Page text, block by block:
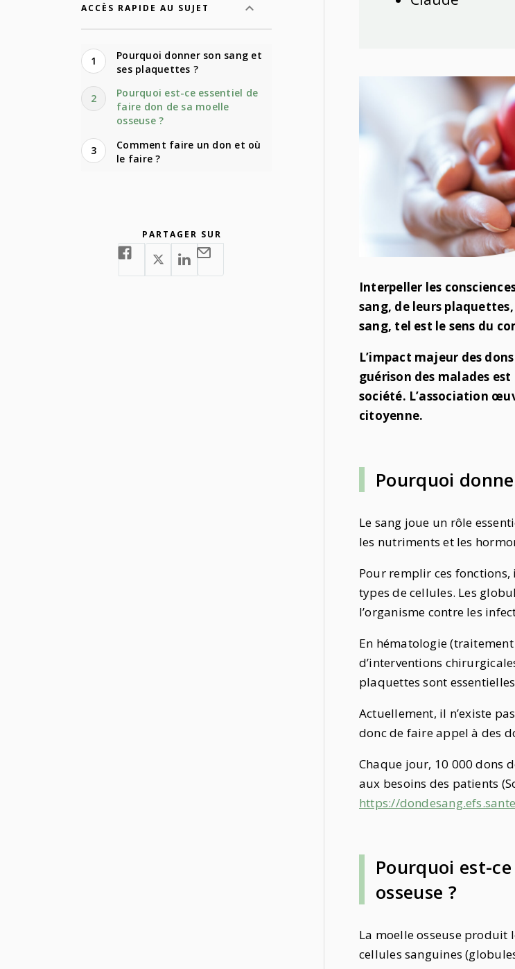
ACCÈS RAPIDE AU SUJET
1
Pourquoi donner son sang et
ses plaquettes ?
2
Pourquoi est-ce essentiel de
faire don de sa moelle
osseuse ?
3
Comment faire un don et où
le faire ?
PARTAGER SUR
Interpeller les
sang, de leurs
sang, tel est le sens du
L’impact majeur des
guérison des malades
société. L’association
citoyenne.
Pourquoi
Le sang joue un rôle
les nutriments et les
Pour remplir ces
types de cellules. Les
l’organisme contre les
En hématologie
d’interventions
plaquettes sont
Actuellement, il n’existe
donc de faire appel à des
Chaque jour, 10 000 dons
aux besoins des patients
https://
Pourquoi est-
osseuse ?
La moelle osseuse produit
cellules sanguines